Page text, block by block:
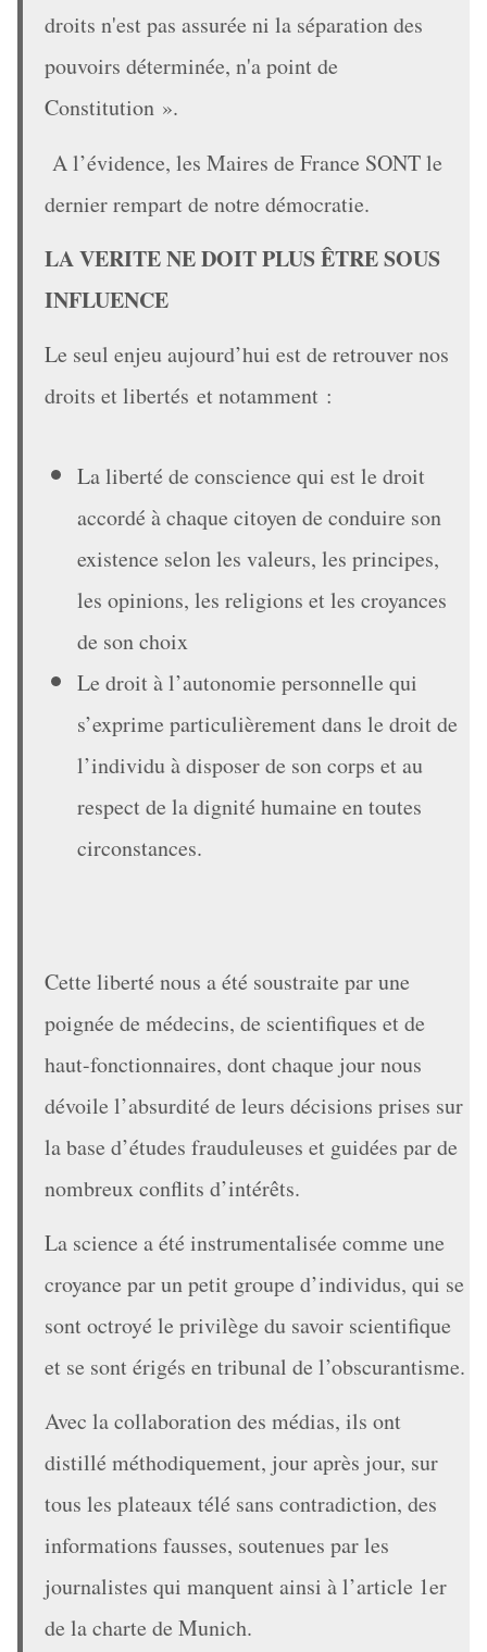
droits n'est pas assurée ni la séparation des
pouvoirs déterminée, n'a point de
Constitution ».
A l’évidence, les Maires de France SONT le
dernier rempart de notre démocratie.
LA VERITE NE DOIT PLUS ÊTRE SOUS
INFLUENCE
Le seul enjeu aujourd’hui est de retrouver nos
droits et libertés et notamment :
La liberté de conscience qui est le droit
accordé à chaque citoyen de conduire son
existence selon les valeurs, les principes,
les opinions, les religions et les croyances
de son choix
Le droit à l’autonomie personnelle qui
s’exprime particulièrement dans le droit de
l’individu à disposer de son corps et au
respect de la dignité humaine en toutes
circonstances.
Cette liberté nous a été soustraite par une
poignée de médecins, de scientifiques et de
haut-fonctionnaires, dont chaque jour nous
dévoile l’absurdité de leurs décisions prises sur
la base d’études frauduleuses et guidées par de
nombreux conflits d’intérêts.
La science a été instrumentalisée comme une
croyance par un petit groupe d’individus, qui se
sont octroyé le privilège du savoir scientifique
et se sont érigés en tribunal de l’obscurantisme.
Avec la collaboration des médias, ils ont
distillé méthodiquement, jour après jour, sur
tous les plateaux télé sans contradiction, des
informations fausses, soutenues par les
journalistes qui manquent ainsi à l’article 1er
de la charte de Munich.